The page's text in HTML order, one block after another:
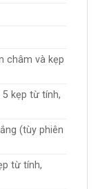
châm và kẹp
kẹp từ tính,
(tùy phiên
từ tính,